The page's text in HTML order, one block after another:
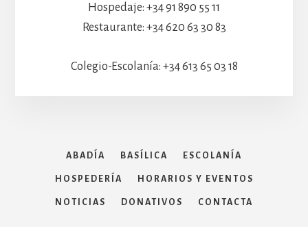
Hospedaje: +34 91 890 55 11
Restaurante: +34 620 63 30 83
Colegio-Escolanía: +34 613 65 03 18
ABADÍA BASÍLICA ESCOLANÍA
HOSPEDERÍA HORARIOS Y EVENTOS
NOTICIAS DONATIVOS CONTACTA